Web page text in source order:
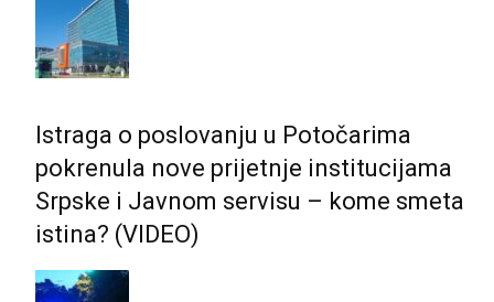
Istraga o poslovanju u Potočarima
pokrenula nove prijetnje institucijama
Srpske i Јavnom servisu – kome smeta
istina? (VIDEO)